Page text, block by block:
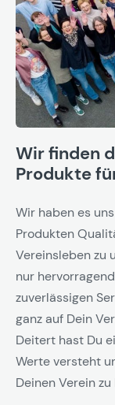
Wir finden
Produkte
Wir haben es
Produkten
Vereinsleben zu
nur
zuverlässigen
ganz auf Dein
Deitert hast Du
Werte versteht
Deinen Verein